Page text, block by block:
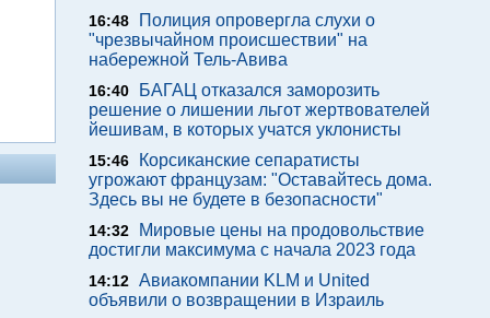
16:48
Полиция опровергла слухи о
"чрезвычайном происшествии" на
набережной Тель-Авива
16:40
БАГАЦ отказался заморозить
решение о лишении льгот жертвователей
йешивам, в которых учатся уклонисты
15:46
Корсиканские сепаратисты
угрожают французам: "Оставайтесь дома.
Здесь вы не будете в безопасности"
14:32
Мировые цены на продовольствие
достигли максимума с начала 2023 года
14:12 Авиакомпании KLM и United
объявили о возвращении в Израиль